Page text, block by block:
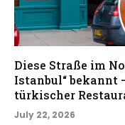
Diese Straße im
Istanbul“
türkischer
July 22, 2026